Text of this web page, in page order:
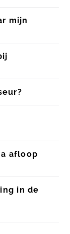
mijn
afloop
in de